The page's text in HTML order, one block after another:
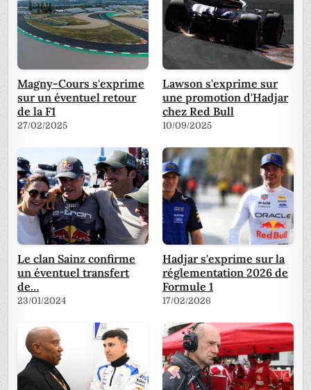
Magny-Cours s'exprime
sur un éventuel retour
de la F1
27/02/2025
Lawson s'exprime sur
une promotion d'Hadjar
chez Red Bull
10/09/2025
Le clan Sainz confirme
un éventuel transfert
de…
23/01/2024
Hadjar s'exprime sur la
réglementation 2026 de
Formule 1
17/02/2026